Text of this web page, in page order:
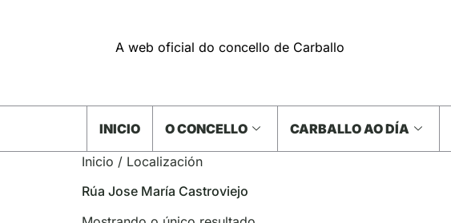
A web oficial do concello de Carballo
INICIO O CONCELLO CARBALLO AO DÍA
Inicio / Localización
Rúa Jose María Castroviejo